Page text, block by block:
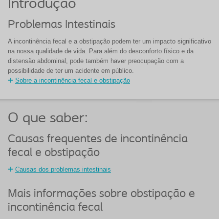
Introdução
Problemas Intestinais
A incontinência fecal e a obstipação podem ter um impacto significativo
na nossa qualidade de vida. Para além do desconforto físico e da
distensão abdominal, pode também haver preocupação com a
possibilidade de ter um acidente em público.
Sobre a incontinência fecal e obstipação
O que saber:
Causas frequentes de incontinência
fecal e obstipação
Causas dos problemas intestinais
Mais informações sobre obstipação e
incontinência fecal